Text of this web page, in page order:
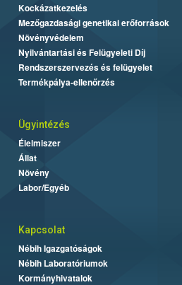
Kockázatkezelés
Mezőgazdasági genetikai erőforrások
Növényvédelem
Nyilvántartási és Felügyeleti Díj
Rendszerszervezés és felügyelet
Termékpálya-ellenőrzés
Ügyintézés
Élelmiszer
Állat
Növény
Labor/Egyéb
Kapcsolat
Nébih Igazgatóságok
Nébih Laboratóriumok
Kormányhivatalok